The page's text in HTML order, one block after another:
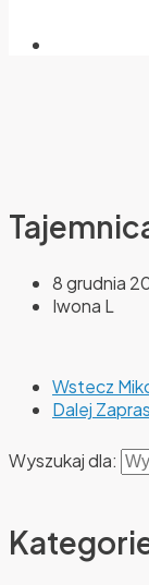
8 grudnia
Iwona L
Wstecz
Dalej
Wyszukaj dla: